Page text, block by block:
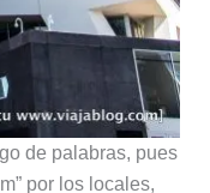
de palabras, pues
por los locales,